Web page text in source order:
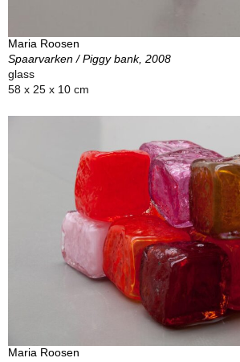
Maria Roosen
Spaarvarken / Piggy bank, 2008
glass
58 x 25 x 10 cm
Maria Roosen